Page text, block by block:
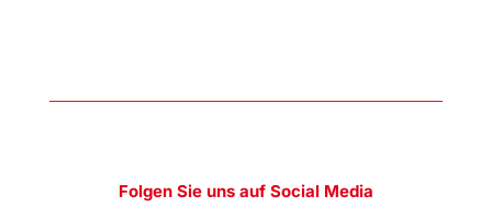
Folgen Sie uns auf Social Media